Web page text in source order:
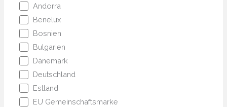
Andorra
Benelux
Bosnien
Bulgarien
Dänemark
Deutschland
Estland
EU Gemeinschaftsmarke